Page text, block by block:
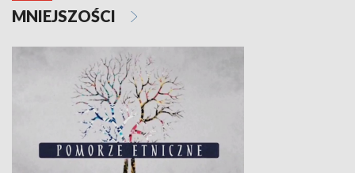
MNIEJSZOŚCI